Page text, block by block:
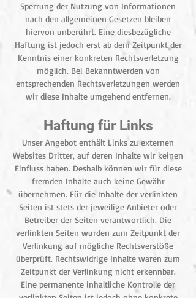
Sperrung der Nutzung von Informationen
nach den allgemeinen Gesetzen bleiben
hiervon unberührt. Eine diesbezügliche
Haftung ist jedoch erst ab dem Zeitpunkt der
Kenntnis einer konkreten Rechtsverletzung
möglich. Bei Bekanntwerden von
entsprechenden Rechtsverletzungen werden
wir diese Inhalte umgehend entfernen.
Haftung für Links
Unser Angebot enthält Links zu externen
Websites Dritter, auf deren Inhalte wir keinen
Einfluss haben. Deshalb können wir für diese
fremden Inhalte auch keine Gewähr
übernehmen. Für die Inhalte der verlinkten
Seiten ist stets der jeweilige Anbieter oder
Betreiber der Seiten verantwortlich. Die
verlinkten Seiten wurden zum Zeitpunkt der
Verlinkung auf mögliche Rechtsverstöße
überprüft. Rechtswidrige Inhalte waren zum
Zeitpunkt der Verlinkung nicht erkennbar.
Eine permanente inhaltliche Kontrolle der